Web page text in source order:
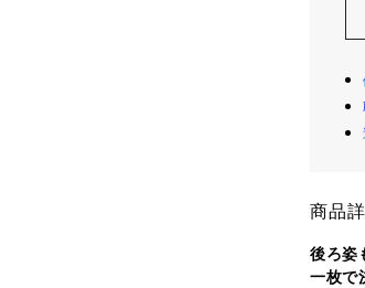
商品
後ろ姿
一枚で